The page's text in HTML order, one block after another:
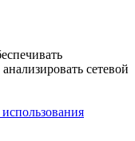
сетевой